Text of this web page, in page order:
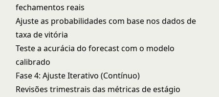
fechamentos reais
Ajuste as probabilidades com base nos dados de
taxa de vitória
Teste a acurácia do forecast com o modelo
calibrado
Fase 4: Ajuste Iterativo (Contínuo)
Revisões trimestrais das métricas de estágio